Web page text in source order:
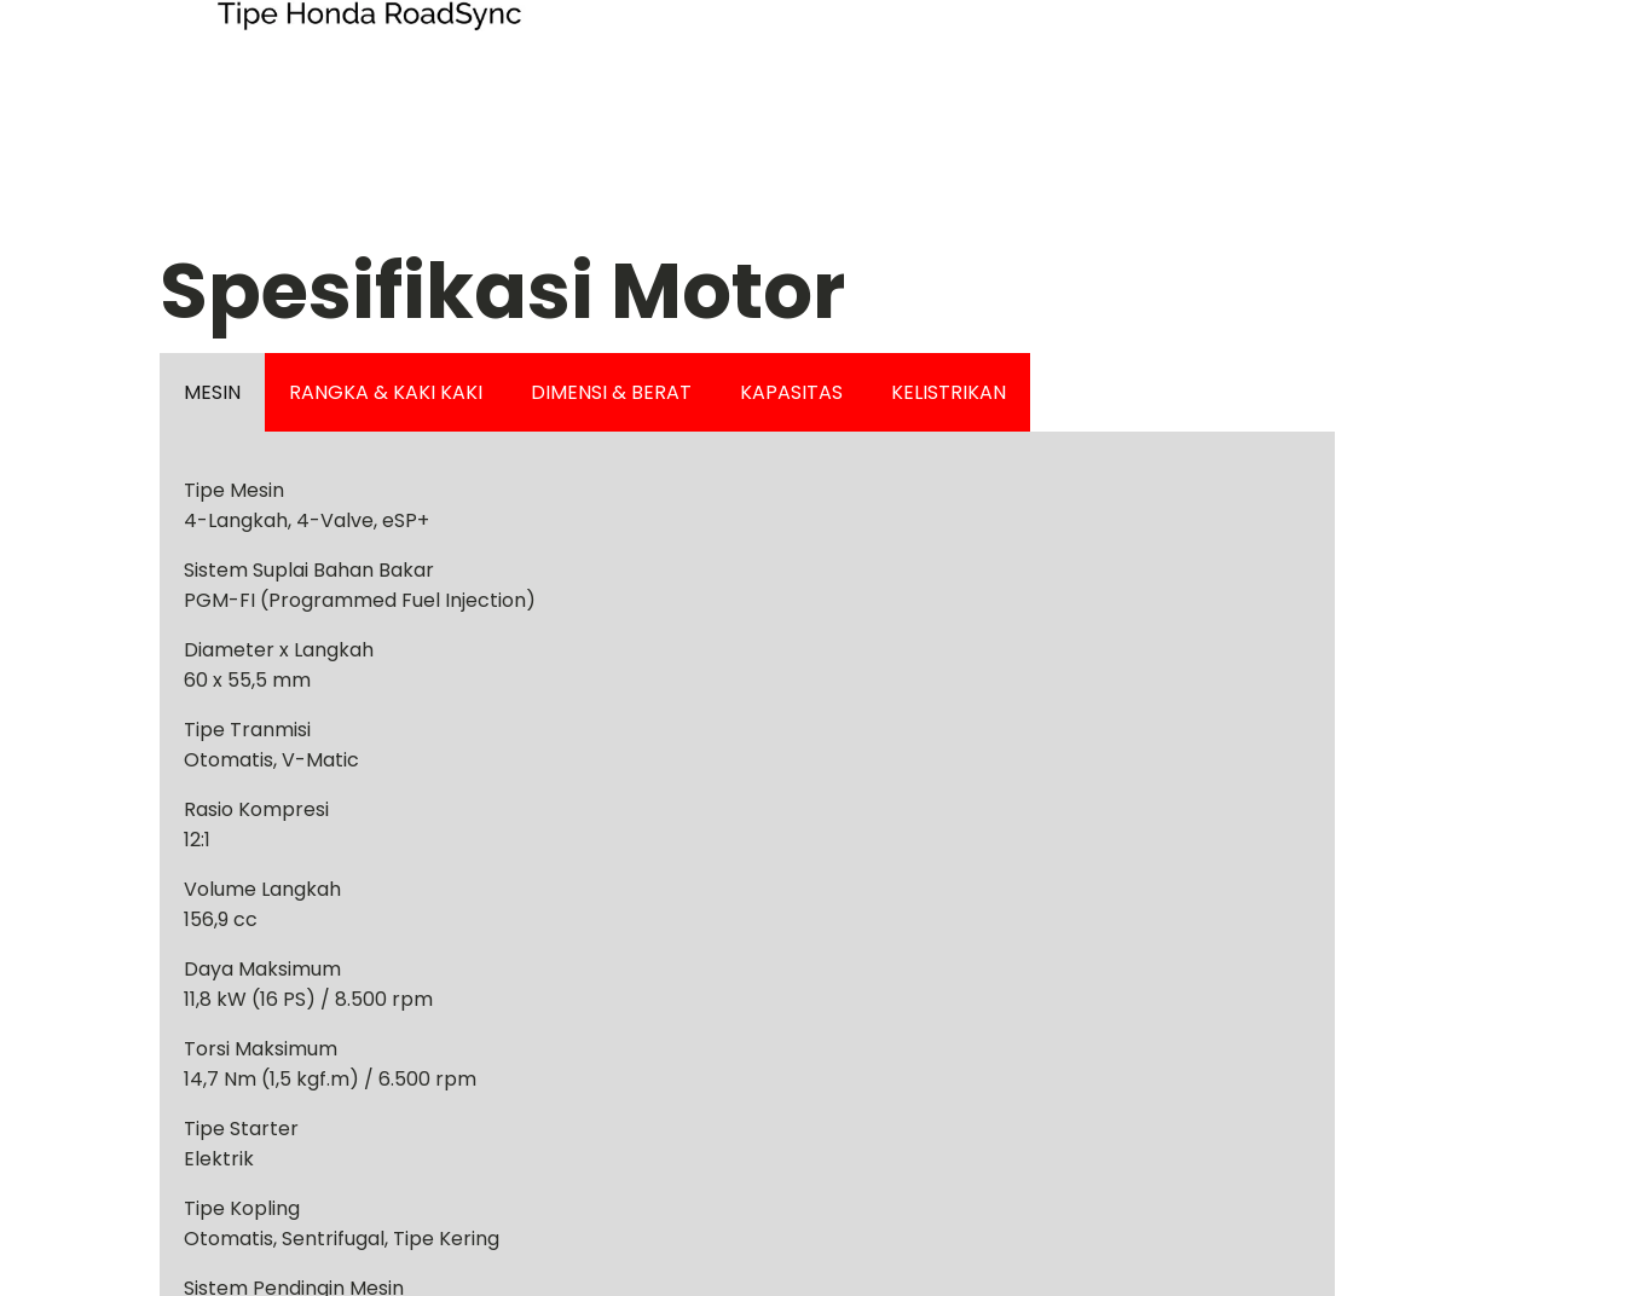
Spesifikasi Motor
MESIN RANGKA & KAKI KAKI DIMENSI & BERAT KAPASITAS KELISTRIKAN
Tipe Mesin
4-Langkah, 4-Valve, eSP+
Sistem Suplai Bahan Bakar
PGM-FI (Programmed Fuel Injection)
Diameter x Langkah
60 x 55,5 mm
Tipe Tranmisi
Otomatis, V-Matic
Rasio Kompresi
12:1
Volume Langkah
156,9 cc
Daya Maksimum
11,8 kW (16 PS) / 8.500 rpm
Torsi Maksimum
14,7 Nm (1,5 kgf.m) / 6.500 rpm
Tipe Starter
Elektrik
Tipe Kopling
Otomatis, Sentrifugal, Tipe Kering
Sistem Pendingin Mesin